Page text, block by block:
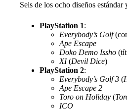
Seis de los ocho diseños
PlayStation 1:
Everybody’s Golf
Ape Escape
Doko Demo Issho
XI(Devil Dice)
PlayStation 2:
Everybody’s Golf 3 (
Ape Escape 2
Toro on Holiday (
ICO